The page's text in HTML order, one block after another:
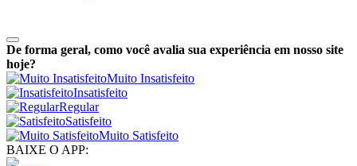
De forma geral, como você avalia sua experiência em nosso site
hoje?
Muito Insatisfeito
Insatisfeito
Regular
Satisfeito
Muito Satisfeito
BAIXE O APP: